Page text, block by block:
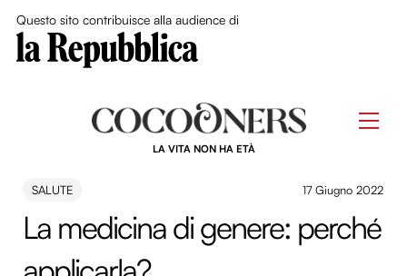
Questo sito contribuisce alla audience di
LA VITA NON HA ETÀ
SALUTE 17 Giugno 2022
La medicina di genere: perché